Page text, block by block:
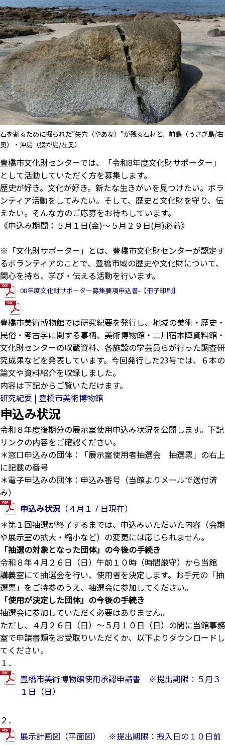
石を割るために掘られた”矢穴（やあな）”が残る石材と、前島（うさぎ島/右
奥）・沖島（猿が島/左奥）
豊橋市文化財センターでは、「令和8年度文化財サポーター」
として活動していただく方を募集します。
歴史が好き。文化が好き。新たな生きがいを見つけたい。ボラ
ンティア活動をしてみたい。そして、歴史と文化財を守り、伝
えたい。そんな方のご応募をお待ちしています。
《申込み期間：５月１日(金)～５月２９日(月)必着》
※「文化財サポーター」とは、豊橋市文化財センターが認定す
るボランティアのことで、豊橋市域の歴史や文化財について、
関心を持ち、学び・伝える活動を行います。
08年度文化財サポーター募集要項申込書-【冊子印刷】
豊橋市美術博物館では研究紀要を発行し、地域の美術・歴史・
民俗・考古学に関する事柄、美術博物館・二川宿本陣資料館・
文化財センターの収蔵資料、各施設の学芸員らが行った調査研
究成果などを発表しています。今回発行した23号では、６本の
論文や資料紹介を収録しました。
内容は下記からご覧いただけます。
研究紀要 | 豊橋市美術博物館
申込み状況
令和８年度後期分の展示室使用申込み状況を公開します。下記
リンクの内容をご確認ください。
＊窓口申込みの団体：「展示室使用者抽選会 抽選票」の右上
に記載の番号
＊電子申込みの団体：申込み番号（当館よりメールで送付済
み）
申込み状況 （４月１７日現在）
＊第１回抽選が終了するまでは、申込みいただいた内容（会期
や展示室の拡大・縮小など）の変更には応じられません。
「抽選の対象となった団体」の今後の手続き
令和８年４月２６日（日）午前１０時（時間厳守）から当館
講義室にて抽選会を行い、使用者を決定します。お手元の「抽
選票」をご持参のうえ、抽選会に参加してください。
「使用が決定した団体」の今後の手続き
抽選会に参加していただく必要はありません。
ただし、４月２６日（日）～５月１０日（日）の間に当館事務
室で申請書類をお受取りいただくか、以下よりダウンロードし
てください。
１．
豊橋市美術博物館使用承認申請書 ※提出期限：５月３
１日（日）
２．
展示計画図（平面図） ※提出期限：搬入日の１０日前